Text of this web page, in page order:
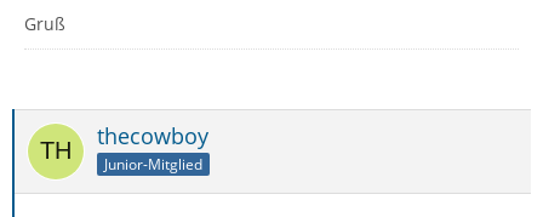
Gruß
thecowboy
Junior-Mitglied